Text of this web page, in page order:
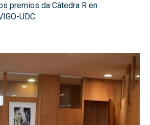
premios da Cátedra R en
UDC